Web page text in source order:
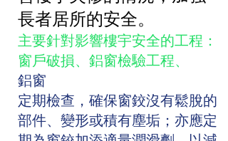
長者居所的安全。
主要針對影響樓宇安全的工程：
窗戶破損、鋁窗檢驗工程、
鋁窗
定期檢查，確保窗鉸沒有鬆脫的
部件、變形或積有塵垢；亦應定